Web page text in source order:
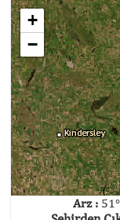
+
−
Arz :